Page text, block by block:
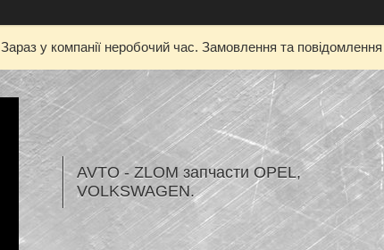
Зараз у компанії неробочий час. Замовлення та
AVTO - ZLOM запчасти OPEL,
VOLKSWAGEN.